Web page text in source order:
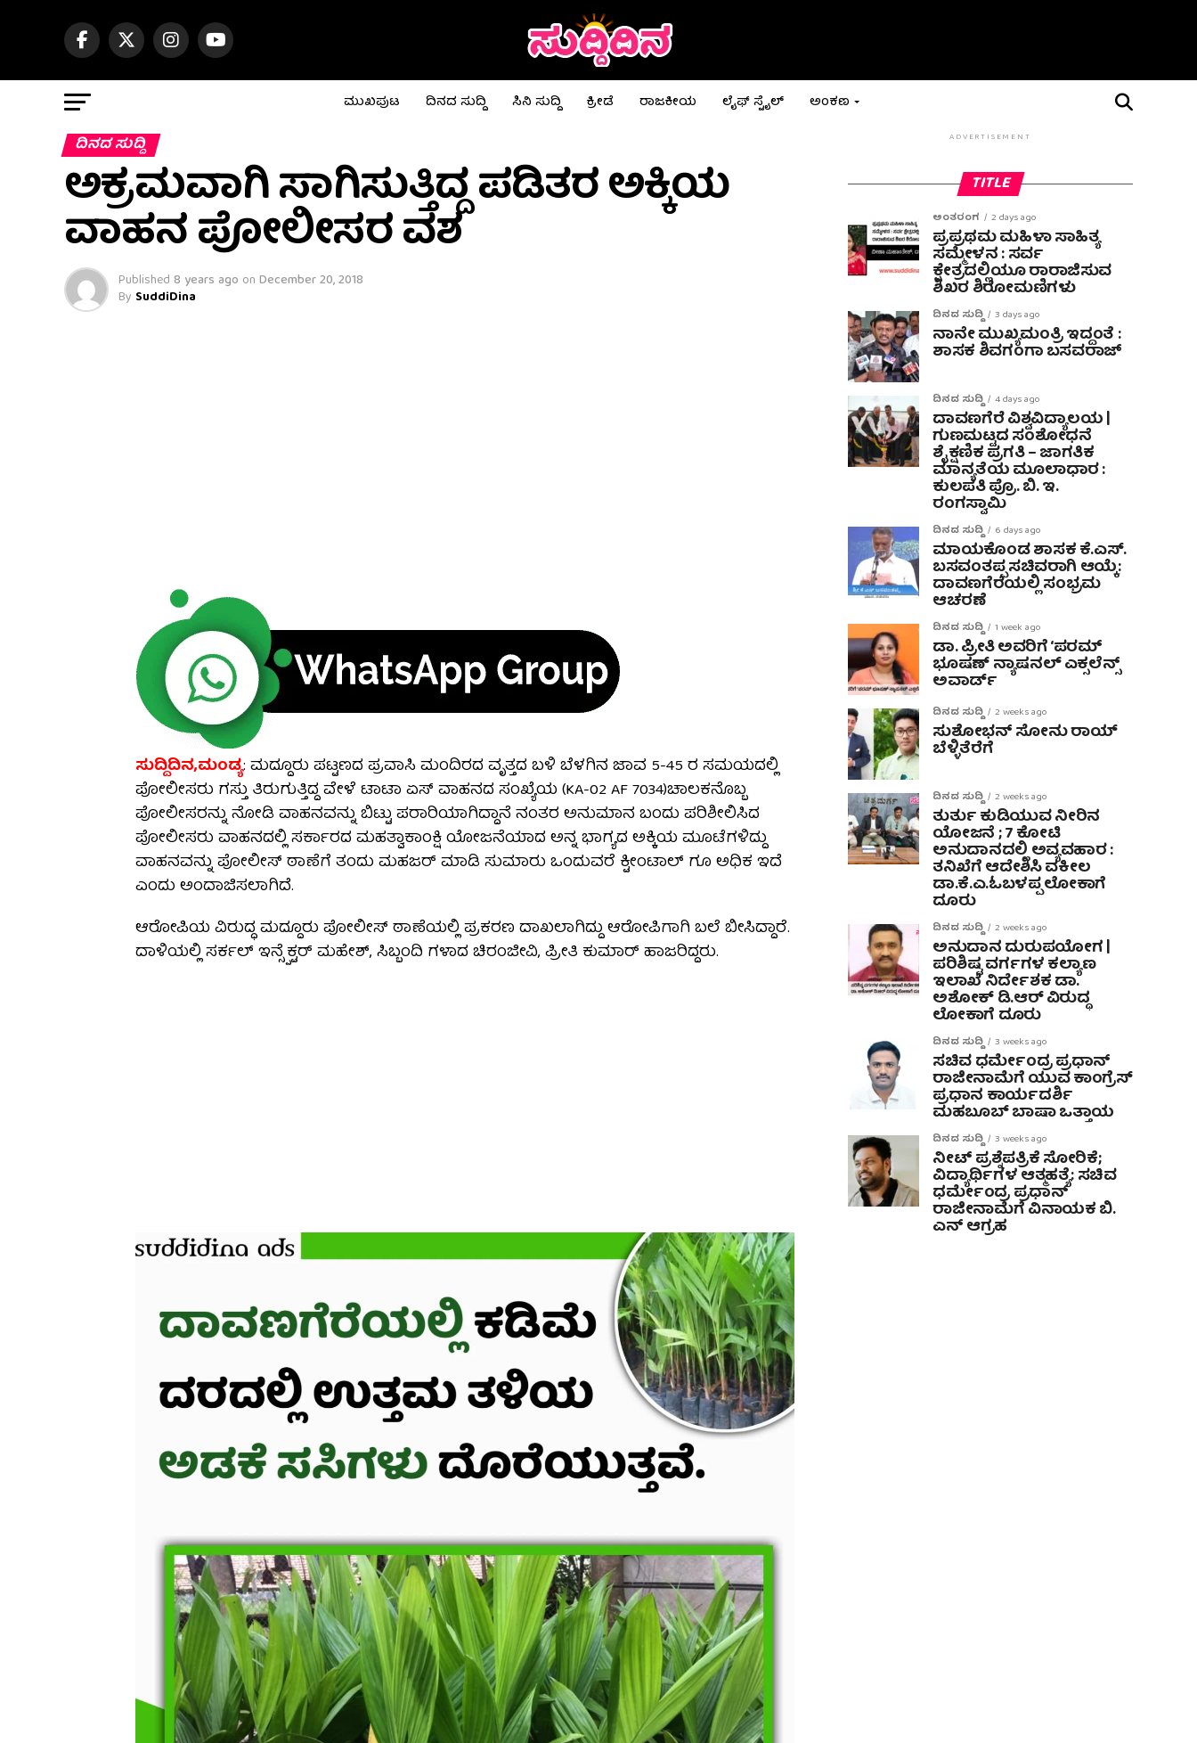
ಮುಖಪುಟ ದಿನದ ಸುದ್ದಿ ಸಿನಿ ಸುದ್ದಿ ಕ್ರೀಡೆ ರಾಜಕೀಯ ಲೈಫ್ ಸ್ಟೈಲ್ ಅಂಕಣ
ದಿನದ ಸುದ್ದಿ
ಅಕ್ರಮವಾಗಿ ಸಾಗಿಸುತ್ತಿದ್ದ ಪಡಿತರ ಅಕ್ಕಿಯ
ವಾಹನ ಪೋಲೀಸರ ವಶ
Published 8 years ago on December 20, 2018
By SuddiDina
ಸುದ್ದಿದಿನ,ಮಂಡ್ಯ: ಮದ್ದೂರು ಪಟ್ಟಣದ ಪ್ರವಾಸಿ ಮಂದಿರದ ವೃತ್ತದ ಬಳಿ ಬೆಳಗಿನ ಜಾವ 5-45 ರ ಸಮಯದಲ್ಲಿ
ಪೋಲೀಸರು ಗಸ್ತು ತಿರುಗುತ್ತಿದ್ದ ವೇಳೆ ಟಾಟಾ ಏಸ್ ವಾಹನದ ಸಂಖ್ಯೆಯ (KA-02 AF 7034)ಚಾಲಕನೊಬ್ಬ
ಪೋಲೀಸರನ್ನು ನೋಡಿ ವಾಹನವನ್ನು ಬಿಟ್ಟು ಪರಾರಿಯಾಗಿದ್ದಾನೆ ನಂತರ ಅನುಮಾನ ಬಂದು ಪರಿಶೀಲಿಸಿದ
ಪೋಲೀಸರು ವಾಹನದಲ್ಲಿ ಸರ್ಕಾರದ ಮಹತ್ವಾಕಾಂಕ್ಷಿ ಯೋಜನೆಯಾದ ಅನ್ನ ಭಾಗ್ಯದ ಅಕ್ಕಿಯ ಮೂಟೆಗಳಿದ್ದು
ವಾಹನವನ್ನು ಪೋಲೀಸ್ ಠಾಣೆಗೆ ತಂದು ಮಹಜರ್ ಮಾಡಿ ಸುಮಾರು ಒಂದುವರೆ ಕ್ಟೀಂಟಾಲ್ ಗೂ ಅಧಿಕ ಇದೆ
ಎಂದು ಅಂದಾಜಿಸಲಾಗಿದೆ.
ಆರೋಪಿಯ ವಿರುದ್ಧ ಮದ್ದೂರು ಪೋಲೀಸ್ ಠಾಣೆಯಲ್ಲಿ ಪ್ರಕರಣ ದಾಖಲಾಗಿದ್ದು ಆರೋಪಿಗಾಗಿ ಬಲೆ ಬೀಸಿದ್ದಾರೆ.
ದಾಳಿಯಲ್ಲಿ ಸರ್ಕಲ್ ಇನ್ಸ್ಪೆಕ್ಟರ್ ಮಹೇಶ್, ಸಿಬ್ಬಂದಿ ಗಳಾದ ಚಿರಂಜೀವಿ, ಪ್ರೀತಿ ಕುಮಾರ್ ಹಾಜರಿದ್ದರು.
ADVERTISEMENT
TITLE
ಅಂತರಂಗ 2 days ago
ಪ್ರಪ್ರಥಮ ಮಹಿಳಾ ಸಾಹಿತ್ಯ
ಸಮ್ಮೇಳನ : ಸರ್ವ
ಕ್ಷೇತ್ರದಲ್ಲಿಯೂ ರಾರಾಜಿಸುವ
ಶಿಖರ ಶಿರೋಮಣಿಗಳು
ದಿನದ ಸುದ್ದಿ 3 days ago
ನಾನೇ ಮುಖ್ಯಮಂತ್ರಿ ಇದ್ದಂತೆ :
ಶಾಸಕ ಶಿವಗಂಗಾ ಬಸವರಾಜ್
ದಿನದ ಸುದ್ದಿ 4 days ago
ದಾವಣಗೆರೆ ವಿಶ್ವವಿದ್ಯಾಲಯ |
ಗುಣಮಟ್ಟದ ಸಂಶೋಧನೆ
ಶೈಕ್ಷಣಿಕ ಪ್ರಗತಿ – ಜಾಗತಿಕ
ಮಾನ್ಯತೆಯ ಮೂಲಾಧಾರ :
ಕುಲಪತಿ ಪ್ರೊ. ಬಿ. ಇ.
ರಂಗಸ್ವಾಮಿ
ದಿನದ ಸುದ್ದಿ 6 days ago
ಮಾಯಕೊಂಡ ಶಾಸಕ ಕೆ.ಎಸ್.
ಬಸವಂತಪ್ಪ ಸಚಿವರಾಗಿ ಆಯ್ಕೆ:
ದಾವಣಗೆರೆಯಲ್ಲಿ ಸಂಭ್ರಮ
ಆಚರಣೆ
ದಿನದ ಸುದ್ದಿ 1 week ago
ಡಾ. ಪ್ರೀತಿ ಅವರಿಗೆ ‘ಪರಮ್
ಭೂಷಣ್ ನ್ಯಾಷನಲ್ ಎಕ್ಸಲೆನ್ಸ್
ಅವಾರ್ಡ್
ದಿನದ ಸುದ್ದಿ 2 weeks ago
ಸುಶೋಭನ್ ಸೋನು ರಾಯ್
ಬೆಳ್ಳಿತೆರೆಗೆ
ದಿನದ ಸುದ್ದಿ 2 weeks ago
ತುರ್ತು ಕುಡಿಯುವ ನೀರಿನ
ಯೋಜನೆ ; 7 ಕೋಟಿ
ಅನುದಾನದಲ್ಲಿ ಅವ್ಯವಹಾರ :
ತನಿಖೆಗೆ ಆದೇಶಿಸಿ ವಕೀಲ
ಡಾ‌.ಕೆ.ಎ.ಓಬಳಪ್ಪ ಲೋಕಾಗೆ
ದೂರು
ದಿನದ ಸುದ್ದಿ 2 weeks ago
ಅನುದಾನ ದುರುಪಯೋಗ |
ಪರಿಶಿಷ್ಟ ವರ್ಗಗಳ ಕಲ್ಯಾಣ
ಇಲಾಖೆ ನಿರ್ದೇಶಕ ಡಾ.
ಅಶೋಕ್ ಡಿ.ಆರ್ ವಿರುದ್ಧ
ಲೋಕಾಗೆ ದೂರು
ದಿನದ ಸುದ್ದಿ 3 weeks ago
ಸಚಿವ ಧರ್ಮೇಂದ್ರ ಪ್ರಧಾನ್
ರಾಜೀನಾಮೆಗೆ ಯುವ ಕಾಂಗ್ರೆಸ್
ಪ್ರಧಾನ ಕಾರ್ಯದರ್ಶಿ
ಮಹಬೂಬ್ ಬಾಷಾ ಒತ್ತಾಯ
ದಿನದ ಸುದ್ದಿ 3 weeks ago
ನೀಟ್ ಪ್ರಶ್ನೆಪತ್ರಿಕೆ ಸೋರಿಕೆ;
ವಿದ್ಯಾರ್ಥಿಗಳ ಆತ್ಮಹತ್ಯೆ: ಸಚಿವ
ಧರ್ಮೇಂದ್ರ ಪ್ರಧಾನ್‌
ರಾಜೀನಾಮೆಗೆ ವಿನಾಯಕ ಬಿ.
ಎನ್ ಆಗ್ರಹ